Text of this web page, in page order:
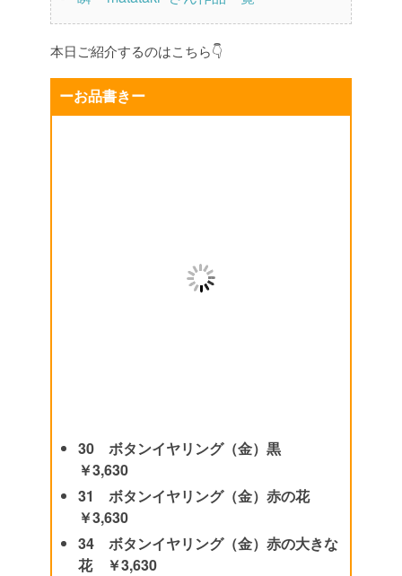
本日ご紹介するのはこちら👇
ーお品書きー
30 ボタンイヤリング（金）黒
￥3,630
31 ボタンイヤリング（金）赤の花
￥3,630
34 ボタンイヤリング（金）赤の大きな
花 ￥3,630